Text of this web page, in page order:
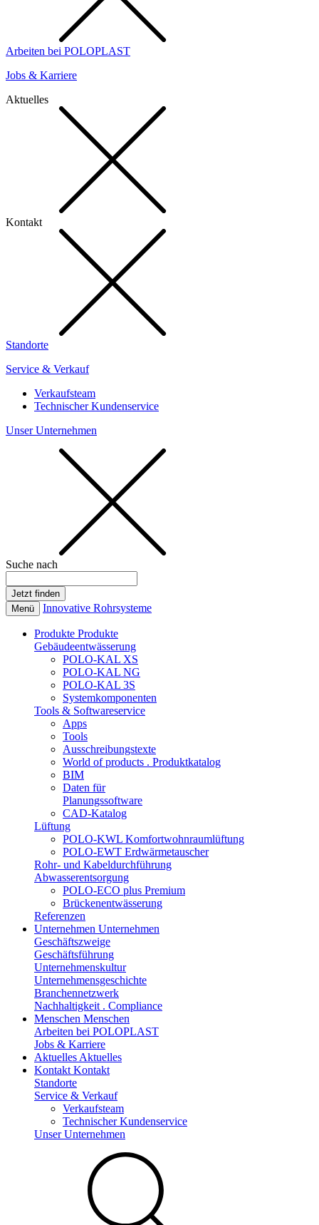
Arbeiten bei POLOPLAST
Jobs & Karriere
Aktuelles
Kontakt
Standorte
Service & Verkauf
Verkaufsteam
Technischer Kundenservice
Unser Unternehmen
Suche nach
Menü Innovative Rohrsysteme
Produkte Produkte
Gebäudeentwässerung
POLO-KAL XS
POLO-KAL NG
POLO-KAL 3S
Systemkomponenten
Tools & Softwareservice
Apps
Tools
Ausschreibungstexte
World of products . Produktkatalog
BIM
Daten für
Planungssoftware
CAD-Katalog
Lüftung
POLO-KWL Komfortwohnraumlüftung
POLO-EWT Erdwärmetauscher
Rohr- und Kabeldurchführung
Abwasserentsorgung
POLO-ECO plus Premium
Brückenentwässerung
Referenzen
Unternehmen Unternehmen
Geschäftszweige
Geschäftsführung
Unternehmenskultur
Unternehmensgeschichte
Branchennetzwerk
Nachhaltigkeit . Compliance
Menschen Menschen
Arbeiten bei POLOPLAST
Jobs & Karriere
Aktuelles Aktuelles
Kontakt Kontakt
Standorte
Service & Verkauf
Verkaufsteam
Technischer Kundenservice
Unser Unternehmen